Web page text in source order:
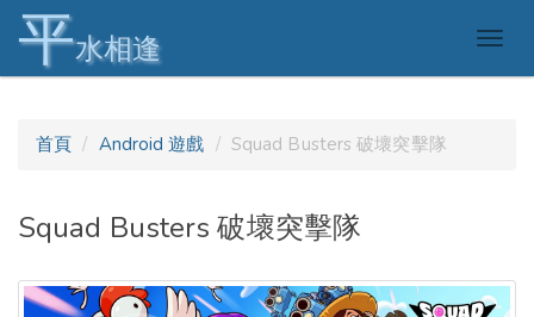
平水相逢
首頁 Android 遊戲 Squad Busters 破壞突擊隊
Squad Busters 破壞突擊隊